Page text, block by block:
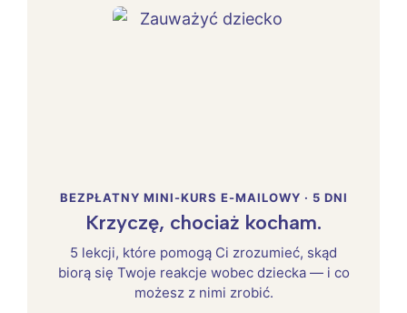
BEZPŁATNY MINI-KURS E-MAILOWY · 5 DNI
Krzyczę, chociaż kocham.
5 lekcji, które pomogą Ci zrozumieć, skąd
biorą się Twoje reakcje wobec dziecka — i co
możesz z nimi zrobić.